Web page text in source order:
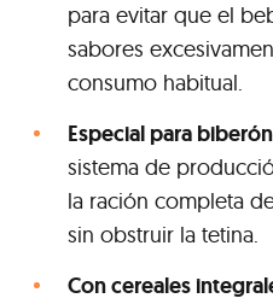
para evitar que el
sabores
consumo habitual.
Especial para biberón
sistema de
la ración completa
sin obstruir la tetina.
Con cereales